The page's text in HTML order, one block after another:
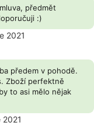
předmět
:)
2021
předem v pohodě.
Zboží perfektně
to asi mělo nějak
2021